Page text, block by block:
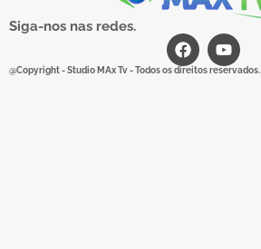
Siga-nos nas redes.
@Copyright - Studio MAx Tv - Todos os direitos reservados.